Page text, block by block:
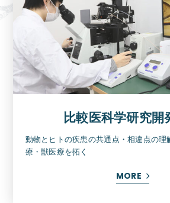
比較医科学研究開
動物とヒトの疾患の共通点・相違点の理
療・獣医療を拓く
MORE